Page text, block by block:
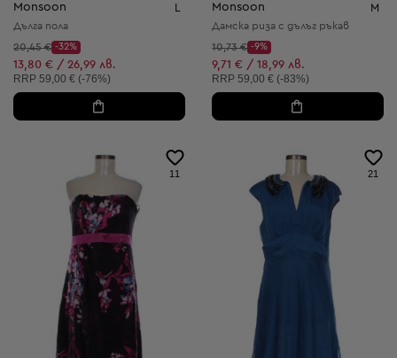
Monsoon
Дълга пола
Начална цена:
20,45 €
Discount Price:
-32%
Намалена цена:
13,80 € / 26,99 лв.
Препоръчителна цена:
RRP 59,00 € (-76%)
Monsoon M
Дамска риза с дълъг ръкав
Начална цена:
10,73 €
Discount Price:
-9%
Намалена цена:
9,71 € / 18,99 лв.
Препоръчителна цена:
RRP 59,00 € (-83%)
11 21